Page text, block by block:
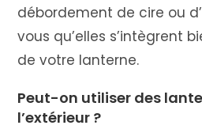
débordement de cire ou
vous qu’elles s’intègrent
de votre lanterne.
Peut-on utiliser des
l’extérieur ?